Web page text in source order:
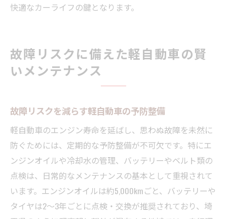
快適なカーライフの鍵となります。
故障リスクに備えた軽自動車の賢
いメンテナンス
故障リスクを減らす軽自動車の予防整備
軽自動車のエンジン寿命を延ばし、思わぬ故障を未然に
防ぐためには、定期的な予防整備が不可欠です。特にエ
ンジンオイルや冷却水の管理、バッテリーやベルト類の
点検は、日常的なメンテナンスの基本として重視されて
います。エンジンオイルは約5,000kmごと、バッテリーや
タイヤは2〜3年ごとに点検・交換が推奨されており、埼